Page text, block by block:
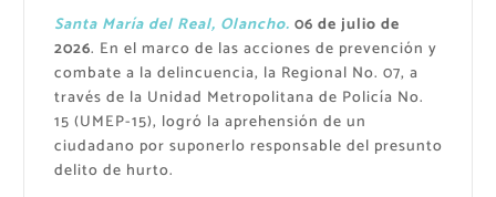
Santa María del Real, Olancho. 06 de julio de
2026. En el marco de las acciones de prevención y
combate a la delincuencia, la Regional No. 07, a
través de la Unidad Metropolitana de Policía No.
15 (UMEP-15), logró la aprehensión de un
ciudadano por suponerlo responsable del presunto
delito de hurto.